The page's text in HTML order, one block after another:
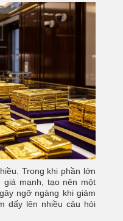
Trong khi phần lớn
mạnh, tạo nên một
ngỡ ngàng khi giảm
dấy lên nhiều câu hỏi